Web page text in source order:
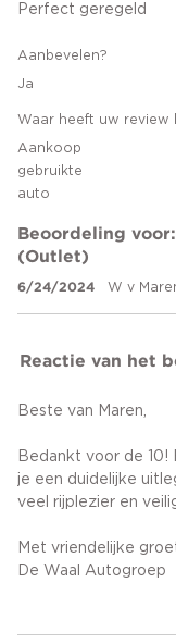
Perfect geregeld
Aanbevelen?
Ja
Waar heeft uw review
Aankoop
gebruikte
auto
Beoordeling
(Outlet)
6/24/2024 W v
Reactie van het
Beste van Maren,
Bedankt voor de 10!
je een duidelijke
veel rijplezier en
Met vriendelijke
De Waal Autogroep